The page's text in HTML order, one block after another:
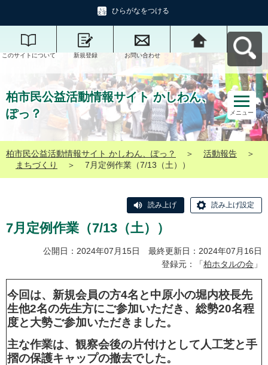
ひらがなをつける
このサイトについて 新規登録 お問い合わせ
柏市民公益活動情報
サイト かしわん、ぽ
っ？へ戻る
柏市民公益活動情報サイト かしわん、
ぽっ？
メニュー
柏市民公益活動情報サイト かしわん、ぽっ？ ＞ 活動報告
＞
まちづくり
＞ 7月定例作業（7/13（土））
読み上げ 読み上げ設定
7月定例作業（7/13（土））
公開日：2024年07月15日 最終更新日：2024年07月16日
登録元：「柏ホタルの会 」
今回は、新規会員の方4名と中原小の堀内校長先
生他2名の先生方にご参加いただき、総勢20名程
度と大勢ご参加いただきました。
主な作業は、観察会後の片付けとして人工芝と手
摺の保護キャップの撤去でした。